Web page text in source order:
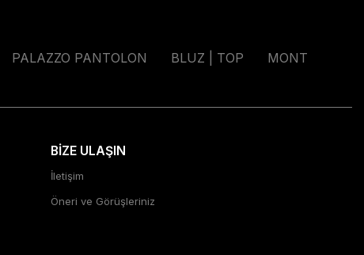
PALAZZO PANTOLON BLUZ | TOP
MONT
BİZE ULAŞIN
İletişim
Öneri ve Görüşleriniz